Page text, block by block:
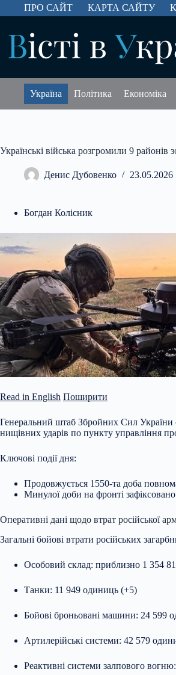
Перейти
до
ПРО САЙТ КАРТА САЙТУ
Україна Політика Економіка
Українські війська розгромили 9 районів
Денис Дубовенко 23.05.2026
Богдан Колісник
Read in English Поширити
Генеральний штаб Збройних Сил України
нищівних ударів по пункту управління
Ключові події дня:
Продовжується 1550-та доба
Минулої доби на фронті
Оперативні дані щодо втрат російської
Загальні бойові втрати російських
Особовий склад: приблизно 1 354
Танки: 11 949 одиниць (+5)
Бойові броньовані машини: 24 599
Артилерійські системи: 42 579
Реактивні системи залпового